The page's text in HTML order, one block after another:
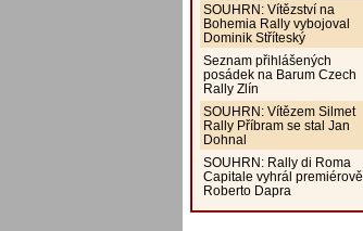
SOUHRN: Vítězství na
Bohemia Rally vybojoval
Dominik Stříteský
Seznam přihlášených
posádek na Barum Czech
Rally Zlín
SOUHRN: Vítězem Silmet
Rally Příbram se stal Jan
Dohnal
SOUHRN: Rally di Roma
Capitale vyhrál premiérově
Roberto Dapra